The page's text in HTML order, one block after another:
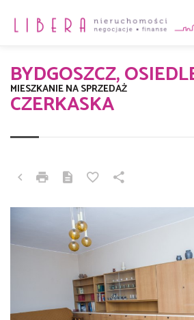
BYDGOSZCZ,
CZERKASKA
MIESZKANIE NA SPRZEDAŻ